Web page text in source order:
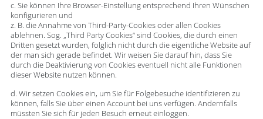
c. Sie können Ihre Browser-Einstellung entsprechend Ihren Wünschen
konfigurieren und
z. B. die Annahme von Third-Party-Cookies oder allen Cookies
ablehnen. Sog. „Third Party Cookies“ sind Cookies, die durch einen
Dritten gesetzt wurden, folglich nicht durch die eigentliche Website auf
der man sich gerade befindet. Wir weisen Sie darauf hin, dass Sie
durch die Deaktivierung von Cookies eventuell nicht alle Funktionen
dieser Website nutzen können.
d. Wir setzen Cookies ein, um Sie für Folgebesuche identifizieren zu
können, falls Sie über einen Account bei uns verfügen. Andernfalls
müssten Sie sich für jeden Besuch erneut einloggen.